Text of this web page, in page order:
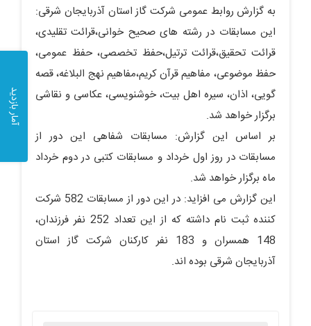
آمار بازدید
به گزارش روابط عمومی شرکت گاز استان آذربایجان شرقی:
این مسابقات در رشته های صحیح خوانی،قرائت تقلیدی،
قرائت تحقیق،قرائت ترتیل،حفظ تخصصی، حفظ عمومی،
حفظ موضوعی، مفاهیم قرآن کریم،مفاهیم نهج البلاغه، قصه
گویی، اذان، سیره اهل بیت، خوشنویسی، عکاسی و نقاشی
برگزار خواهد شد.
بر اساس این گزارش: مسابقات شفاهی این دور از
مسابقات در روز اول خرداد و مسابقات کتبی در دوم خرداد
ماه برگزار خواهد شد.
این گزارش می افزاید: در این دور از مسابقات 582 شرکت
کننده ثبت نام داشته که از این تعداد 252 نفر فرزندان،
148 همسران و 183 نفر کارکنان شرکت گاز استان
آذربایجان شرقی بوده اند.